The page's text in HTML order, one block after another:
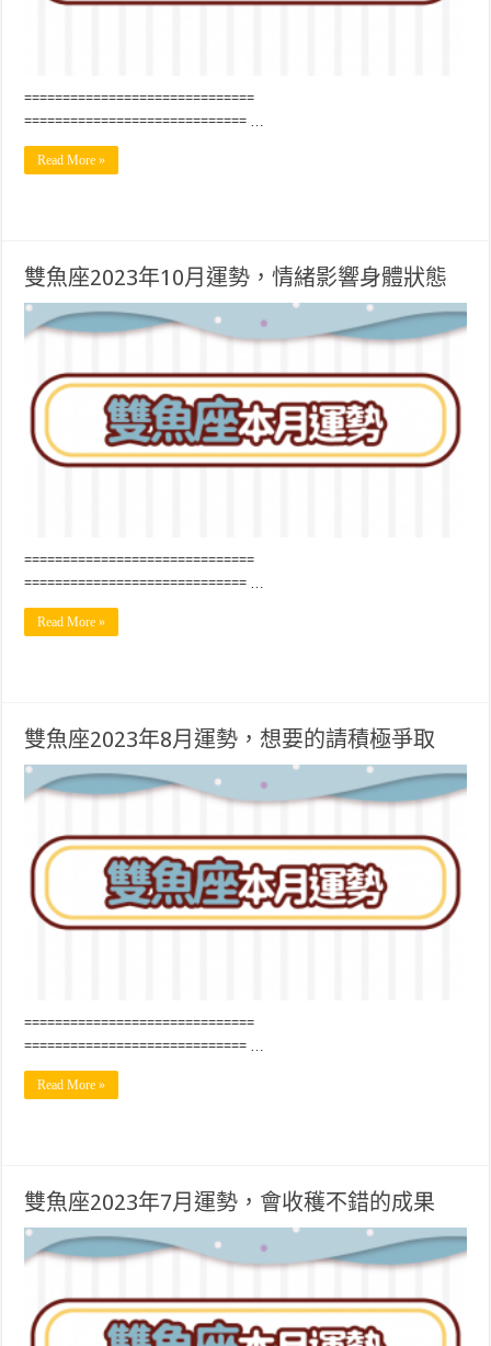
==============================
============================= …
Read More »
雙魚座2023年10月運勢，情緒影響身體狀態
==============================
============================= …
Read More »
雙魚座2023年8月運勢，想要的請積極爭取
==============================
============================= …
Read More »
雙魚座2023年7月運勢，會收穫不錯的成果